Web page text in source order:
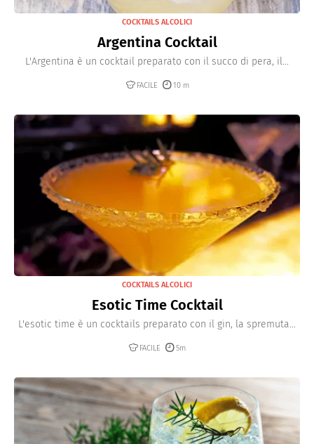
COCKTAILS ALCOLICI
Argentina Cocktail
L'Argentina è un cocktail preparato con il succo di pera, il...
FACILE 10 m
COCKTAILS ALCOLICI
Esotic Time Cocktail
L'esotic time è un cocktails preparato con il gin, la spremuta...
FACILE 5m